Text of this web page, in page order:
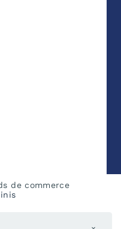
de commerce